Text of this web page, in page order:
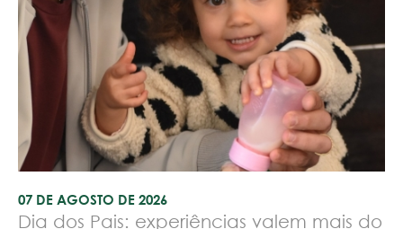
07 DE AGOSTO DE 2026
Dia dos Pais: experiências valem mais do